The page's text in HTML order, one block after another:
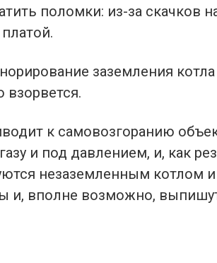
поломки: из-за скачков
заземления
взорвется.
к самовозгоранию
и под давлением, и, как
незаземленным котлом и
и, вполне возможно,